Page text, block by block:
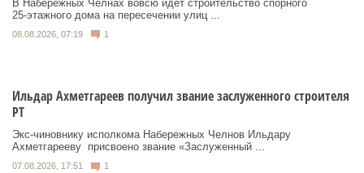
В Набережных Челнах вовсю идет строительство спорного
25‑этажного дома на пересечении улиц ...
08.08.2026, 07:19 1
Ильдар Ахметгареев получил звание заслуженного строителя
РТ
Экс‑чиновнику исполкома Набережных Челнов Ильдару
Ахметгарееву присвоено звание «Заслуженный ...
07.08.2026, 17:51 1